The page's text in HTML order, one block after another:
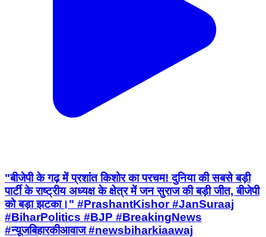
"बीजेपी के गढ़ में प्रशांत किशोर का परचम! दुनिया की सबसे बड़ी
पार्टी के राष्ट्रीय अध्यक्ष के क्षेत्र में जन सुराज की बड़ी जीत, बीजेपी
को बड़ा झटका।" #PrashantKishor #JanSuraaj
#BiharPolitics #BJP #BreakingNews
#न्यू़जबिहारकीआवाज #newsbiharkiaawaj